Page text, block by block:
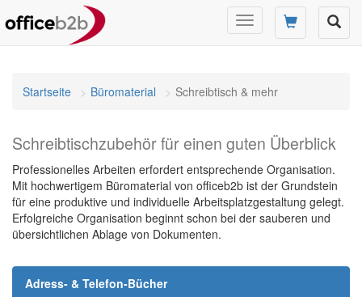
Navigation
umschalten
Startseite Büromaterial Schreibtisch & mehr
Schreibtischzubehör für einen guten Überblick
Professionelles Arbeiten erfordert entsprechende Organisation.
Mit hochwertigem Büromaterial von officeb2b ist der Grundstein
für eine produktive und individuelle Arbeitsplatzgestaltung gelegt.
Erfolgreiche Organisation beginnt schon bei der sauberen und
übersichtlichen Ablage von Dokumenten.
Adress- & Telefon-Bücher